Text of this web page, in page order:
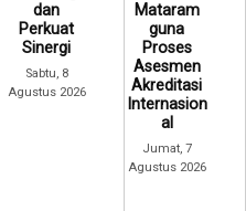
dan
Perkuat
Sinergi
Sabtu, 8
Agustus 2026
Mataram
guna
Proses
Asesmen
Akreditasi
Internasion
al
Jumat, 7
Agustus 2026